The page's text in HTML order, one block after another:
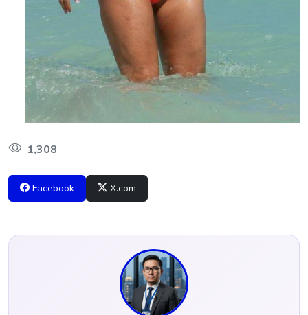
1,308
Facebook X.com